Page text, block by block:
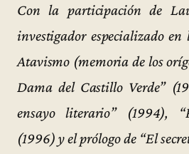
Con la participación de
investigador especializado
Atavismo (memoria de los
Dama del Castillo Verde”
ensayo literario” (1994),
(1996) y el prólogo de “El